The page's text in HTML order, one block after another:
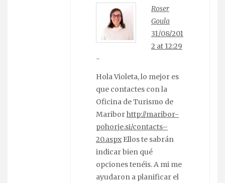
Roser
Goula
31/08/201
2 at 12:29
-
Hola Violeta, lo mejor es
que contactes con la
Oficina de Turismo de
Mariborhttp://maribor-
pohorje.si/contacts–
20.aspx Ellos te sabrán
indicar bien qué
opciones tenéis. A mi me
ayudaron a planificar el